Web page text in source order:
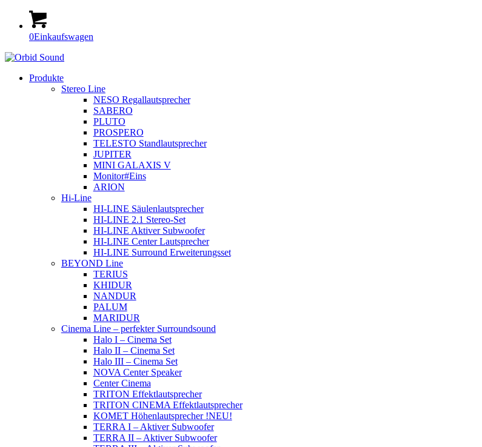
0Einkaufswagen
Produkte
Stereo Line
NESO Regallautsprecher
SABERO
PLUTO
PROSPERO
TELESTO Standlautsprecher
JUPITER
MINI GALAXIS V
Monitor#Eins
ARION
Hi-Line
HI-LINE Säulenlautsprecher
HI-LINE 2.1 Stereo-Set
HI-LINE Aktiver Subwoofer
HI-LINE Center Lautsprecher
HI-LINE Surround Erweiterungsset
BEYOND Line
TERIUS
KHIDUR
NANDUR
PALUM
MARIDUR
Cinema Line – perfekter Surroundsound
Halo I – Cinema Set
Halo II – Cinema Set
Halo III – Cinema Set
NOVA Center Speaker
Center Cinema
TRITON Effektlautsprecher
TRITON CINEMA Effektlautsprecher
KOMET Höhenlautsprecher !NEU!
TERRA I – Aktiver Subwoofer
TERRA II – Aktiver Subwoofer